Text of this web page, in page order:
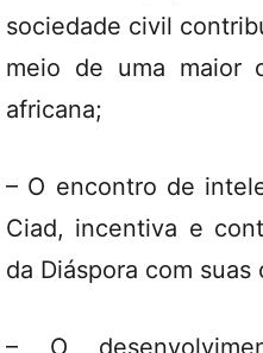
sociedade civil
meio de uma maior
africana;
– O encontro de
Ciad, incentiva e
da Diáspora com
– O